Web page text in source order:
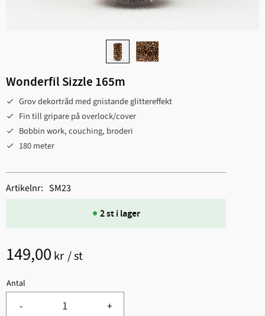
Wonderfil Sizzle 165m
Grov dekortråd med gnistande glittereffekt
Fin till gripare på overlock/cover
Bobbin work, couching, broderi
180 meter
149,00 kr /st
Antal
+
-
2 st i lager
Artikelnr SM23